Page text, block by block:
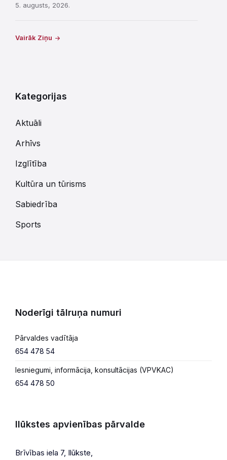
5. augusts, 2026.
Vairāk Ziņu
Kategorijas
Aktuāli
Arhīvs
Izglītība
Kultūra un tūrisms
Sabiedrība
Sports
Noderīgi tālruņa numuri
Pārvaldes vadītāja
654 478 54
Iesniegumi, informācija, konsultācijas (VPVKAC)
654 478 50
Ilūkstes apvienības pārvalde
Brīvības iela 7, Ilūkste,